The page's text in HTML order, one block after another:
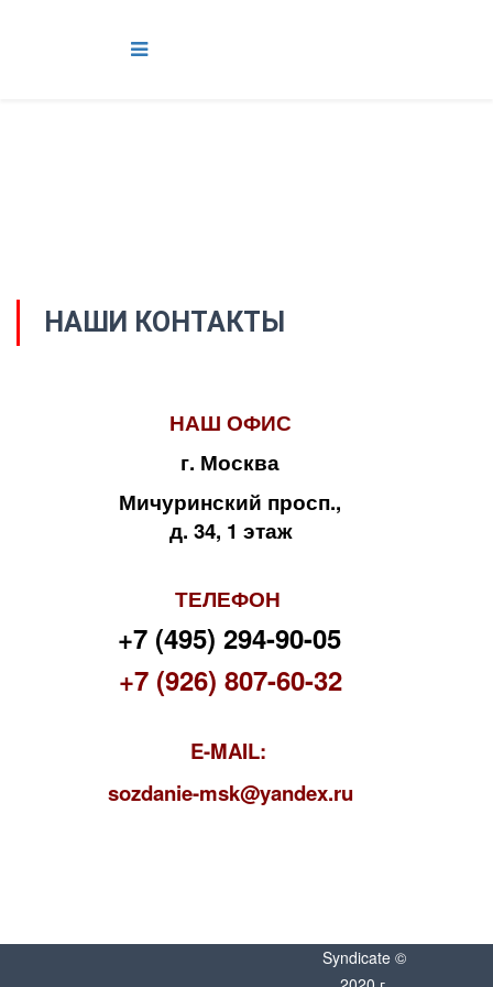
НАШИ КОНТАКТЫ
НАШ ОФИС
г. Москва
Мичуринский просп.,
д. 34, 1 этаж
ТЕЛЕФОН
+7 (495) 294-90-05
+7 (926) 807-60-32
E-MAIL:
sozdanie-msk@yandex.ru
Syndicate ©